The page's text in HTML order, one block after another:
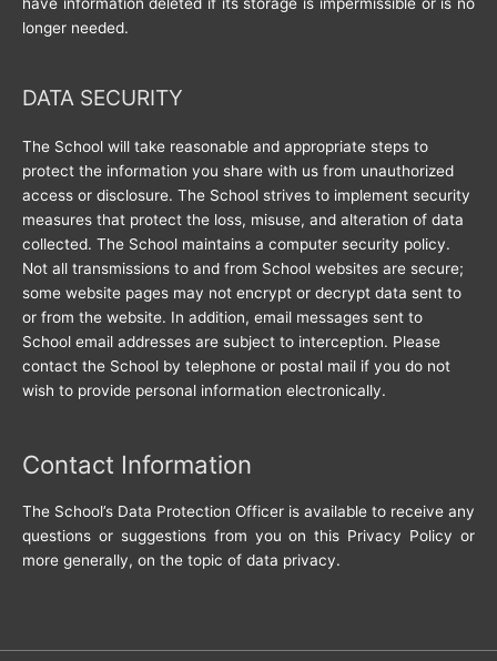
longer needed.
DATA SECURITY
The School will take reasonable and appropriate steps to
protect the information you share with us from unauthorized
access or disclosure. The School strives to implement security
measures that protect the loss, misuse, and alteration of data
collected. The School maintains a computer security policy.
Not all transmissions to and from School websites are secure;
some website pages may not encrypt or decrypt data sent to
or from the website. In addition, email messages sent to
School email addresses are subject to interception. Please
contact the School by telephone or postal mail if you do not
wish to provide personal information electronically.
Contact Information
The School’s Data Protection Officer is available to receive any
questions or suggestions from you on this Privacy Policy or
more generally, on the topic of data privacy.